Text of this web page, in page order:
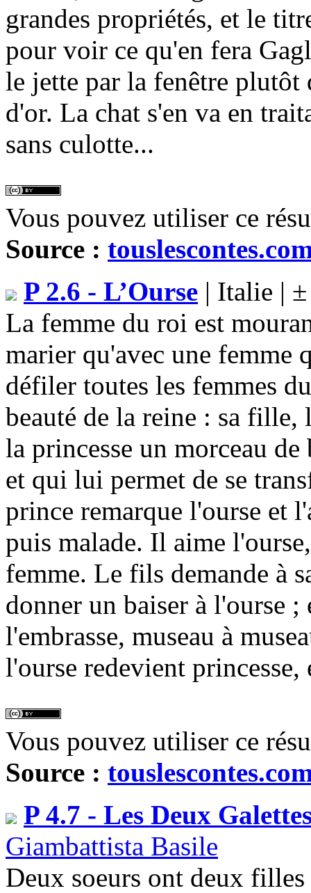
grandes propriétés, et le
pour voir ce qu'en fera
le jette par la fenêtre plutôt
d'or. La chat s'en va en
sans culotte...
Vous pouvez utiliser ce
Source :
P 2.6 - L’Ourse | Italie |
La femme du roi est
marier qu'avec une femme
défiler toutes les femmes
beauté de la reine : sa
la princesse un morceau
et qui lui permet de se
prince remarque l'ourse et
puis malade. Il aime
femme. Le fils demande à
donner un baiser à l'ourse
l'embrasse, museau à
l'ourse redevient princesse,
Vous pouvez utiliser ce
Source :
P 4.7 - Les Deux
Giambattista Basile
Deux soeurs ont deux